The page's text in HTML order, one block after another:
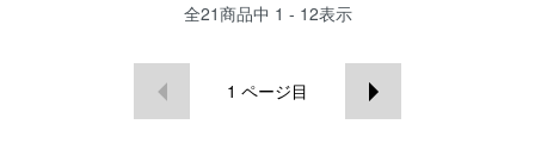
全21商品中 1 - 12表示
1 ページ目